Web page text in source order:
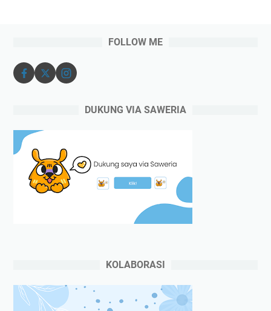
FOLLOW ME
DUKUNG VIA SAWERIA
KOLABORASI